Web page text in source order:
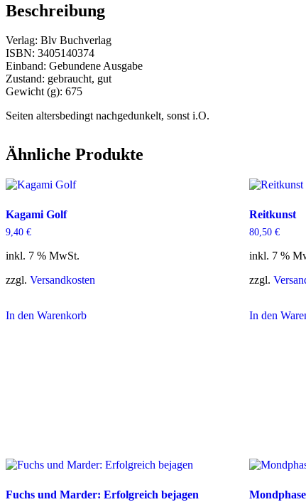
Beschreibung
Verlag: Blv Buchverlag
ISBN: 3405140374
Einband: Gebundene Ausgabe
Zustand: gebraucht, gut
Gewicht (g): 675
Seiten altersbedingt nachgedunkelt, sonst i.O.
Ähnliche Produkte
Kagami Golf
9,40 €
inkl. 7 % MwSt.
zzgl. Versandkosten
In den Warenkorb
Reitkunst
80,50€
inkl. 7 %
zzgl.
In den
Fuchs und Marder: Erfolgreich bejagen